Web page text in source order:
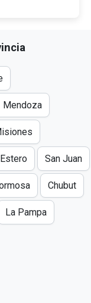
Mendoza
San Juan
Chubut
La Pampa